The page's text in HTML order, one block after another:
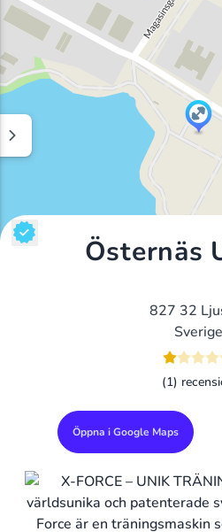
Östernäs
827 32
Sverige
(1)
Öppna i Google Maps
Alla Gym I